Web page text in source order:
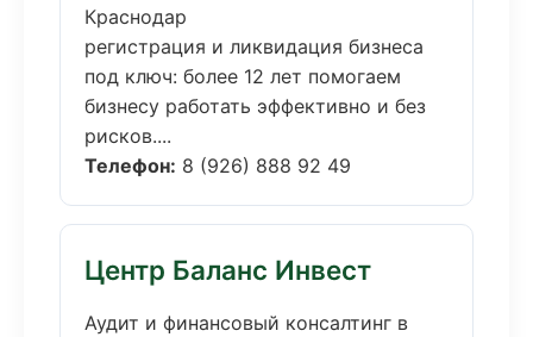
Краснодар
регистрация и ликвидация бизнеса
под ключ: более 12 лет помогаем
бизнесу работать эффективно и без
рисков....
Телефон: 8 (926) 888 92 49
Центр Баланс Инвест
Аудит и финансовый консалтинг в